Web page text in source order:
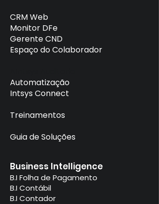
CRM Web
Monitor DFe
Gerente CND
Espaço do Colaborador
Automatização
Intsys Connect
Treinamentos
Guia de Soluções
Business Intelligence
B.I Folha de Pagamento
B.I Contábil
B.I Contador